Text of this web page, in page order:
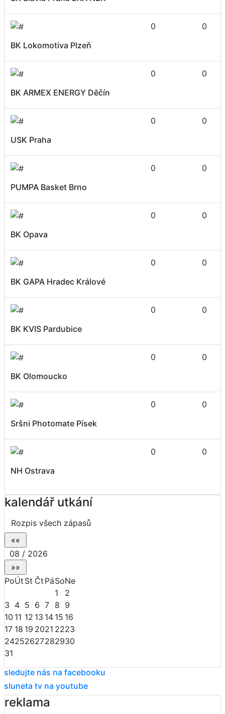
BK Lokomotiva Plzeň
0 0
BK ARMEX ENERGY Děčín
0 0
USK Praha
0 0
PUMPA Basket Brno
0 0
BK Opava
0 0
BK GAPA Hradec Králové
0 0
BK KVIS Pardubice
0 0
BK Olomoucko
0 0
Sršni Photomate Písek
0 0
NH Ostrava
0 0
kalendář utkání
Rozpis všech zápasů
08 / 2026
PoÚt St Čt PáSoNe
1
2
3 4 5 6 7 8 9
10 11 12 13 14 15 16
17 18 19 2021 2223
24252627282930
31
sledujte nás na facebooku
sluneta tv na youtube
reklama